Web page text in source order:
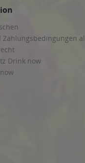
Zahlungsbedingungen
Drink now